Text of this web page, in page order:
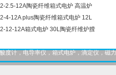
2.5-12A陶瓷纤维箱式电炉 高温炉
4-12A plus陶瓷纤维箱式电炉 12L
12-12A箱式电炉 30L陶瓷纤维炉膛
度计，电导率仪，箱式电炉，滴定仪，磁力